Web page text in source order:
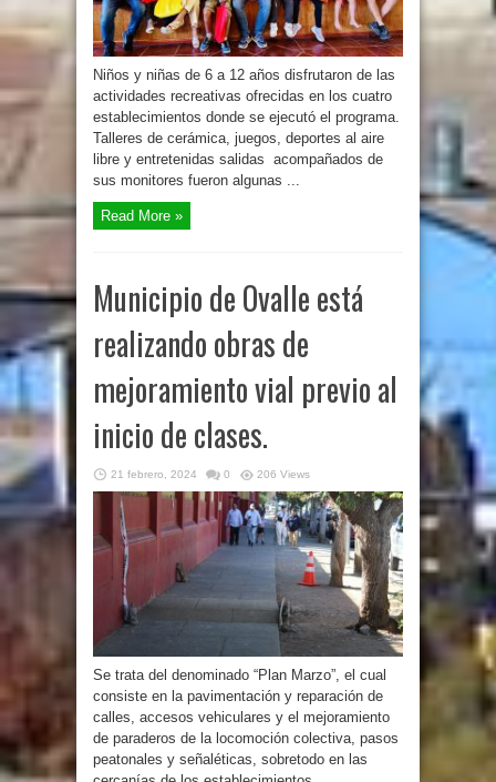
Niños y niñas de 6 a 12 años disfrutaron de las
actividades recreativas ofrecidas en los cuatro
establecimientos donde se ejecutó el programa.
Talleres de cerámica, juegos, deportes al aire
libre y entretenidas salidas acompañados de
sus monitores fueron algunas ...
Read More »
Municipio de Ovalle está
realizando obras de
mejoramiento vial previo al
inicio de clases.
21 febrero, 2024 0 206 Views
Se trata del denominado “Plan Marzo”, el cual
consiste en la pavimentación y reparación de
calles, accesos vehiculares y el mejoramiento
de paraderos de la locomoción colectiva, pasos
peatonales y señaléticas, sobretodo en las